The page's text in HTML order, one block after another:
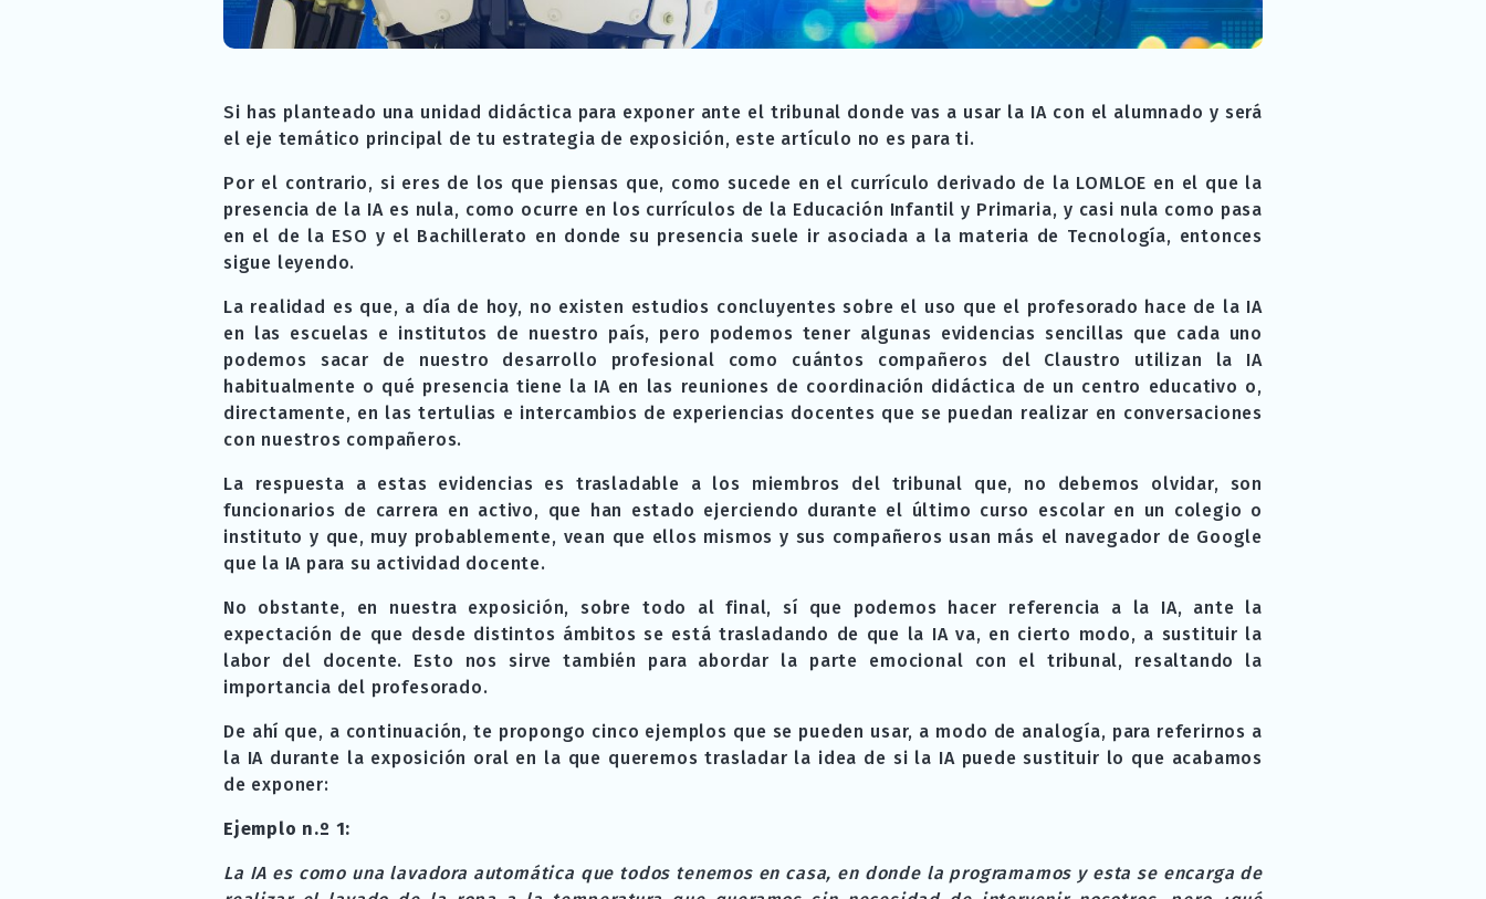
Si has planteado una unidad didáctica para exponer ante el tribunal donde vas a usar la IA con el alumnado y será
el eje temático principal de tu estrategia de exposición, este artículo no es para ti.
Por el contrario, si eres de los que piensas que, como sucede en el currículo derivado de la LOMLOE en el que la
presencia de la IA es nula, como ocurre en los currículos de la Educación Infantil y Primaria, y casi nula como pasa
en el de la ESO y el Bachillerato en donde su presencia suele ir asociada a la materia de Tecnología, entonces
sigue leyendo.
La realidad es que, a día de hoy, no existen estudios concluyentes sobre el uso que el profesorado hace de la IA
en las escuelas e institutos de nuestro país, pero podemos tener algunas evidencias sencillas que cada uno
podemos sacar de nuestro desarrollo profesional como cuántos compañeros del Claustro utilizan la IA
habitualmente o qué presencia tiene la IA en las reuniones de coordinación didáctica de un centro educativo o,
directamente, en las tertulias e intercambios de experiencias docentes que se puedan realizar en conversaciones
con nuestros compañeros.
La respuesta a estas evidencias es trasladable a los miembros del tribunal que, no debemos olvidar, son
funcionarios de carrera en activo, que han estado ejerciendo durante el último curso escolar en un colegio o
instituto y que, muy probablemente, vean que ellos mismos y sus compañeros usan más el navegador de Google
que la IA para su actividad docente.
No obstante, en nuestra exposición, sobre todo al final, sí que podemos hacer referencia a la IA, ante la
expectación de que desde distintos ámbitos se está trasladando de que la IA va, en cierto modo, a sustituir la
labor del docente. Esto nos sirve también para abordar la parte emocional con el tribunal, resaltando la
importancia del profesorado.
De ahí que, a continuación, te propongo cinco ejemplos que se pueden usar, a modo de analogía, para referirnos a
la IA durante la exposición oral en la que queremos trasladar la idea de si la IA puede sustituir lo que acabamos
de exponer:
Ejemplo n.º 1:
La IA es como una lavadora automática que todos tenemos en casa, en donde la programamos y esta se encarga de